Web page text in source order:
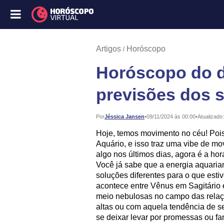
Artigos Horóscopo
Horóscopo do
previsões dos
PorJéssica Jansen•
Publicado: 09/11/2024 às 00:00•Atualizado:
Hoje, temos movimento no céu!
Aquário, e isso traz uma vibe de
algo nos últimos dias, agora é a
Você já sabe que a energia
soluções diferentes para o que
acontece entre Vênus em
meio nebulosas no campo das
altas ou com aquela tendência de
se deixar levar por promessas ou